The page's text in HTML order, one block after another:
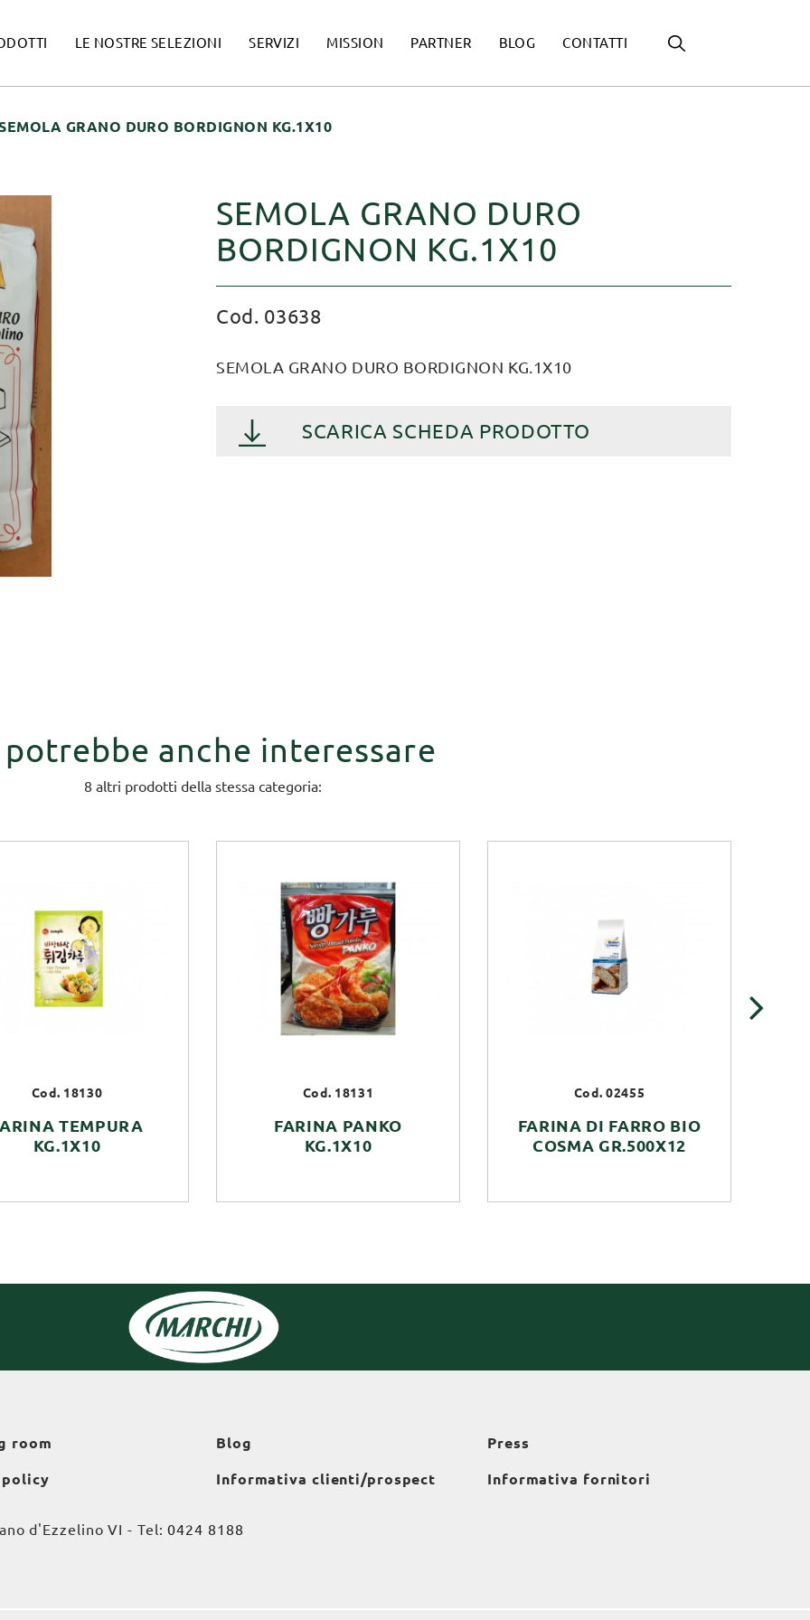
LE NOSTRE SELEZIONI SERVIZI MISSION PARTNER BLOG CONTATTI
GRANO DURO BORDIGNON KG.1X10
SEMOLA GRANO DURO
BORDIGNON KG.1X10
Cod. 03638
SEMOLA GRANO DURO BORDIGNON KG.1X10
SCARICA SCHEDA PRODOTTO
potrebbe anche interessare
8 altri prodotti della stessa categoria:
Cod. 18130
TEMPURA
KG.1X10
Cod. 18131
FARINA PANKO
KG.1X10
Cod. 02455
FARINA DI FARRO BIO
COSMA GR.500X12
room
policy
Blog
Informativa clienti/prospect
Press
Informativa fornitori
d'Ezzelino VI - Tel:0424 8188